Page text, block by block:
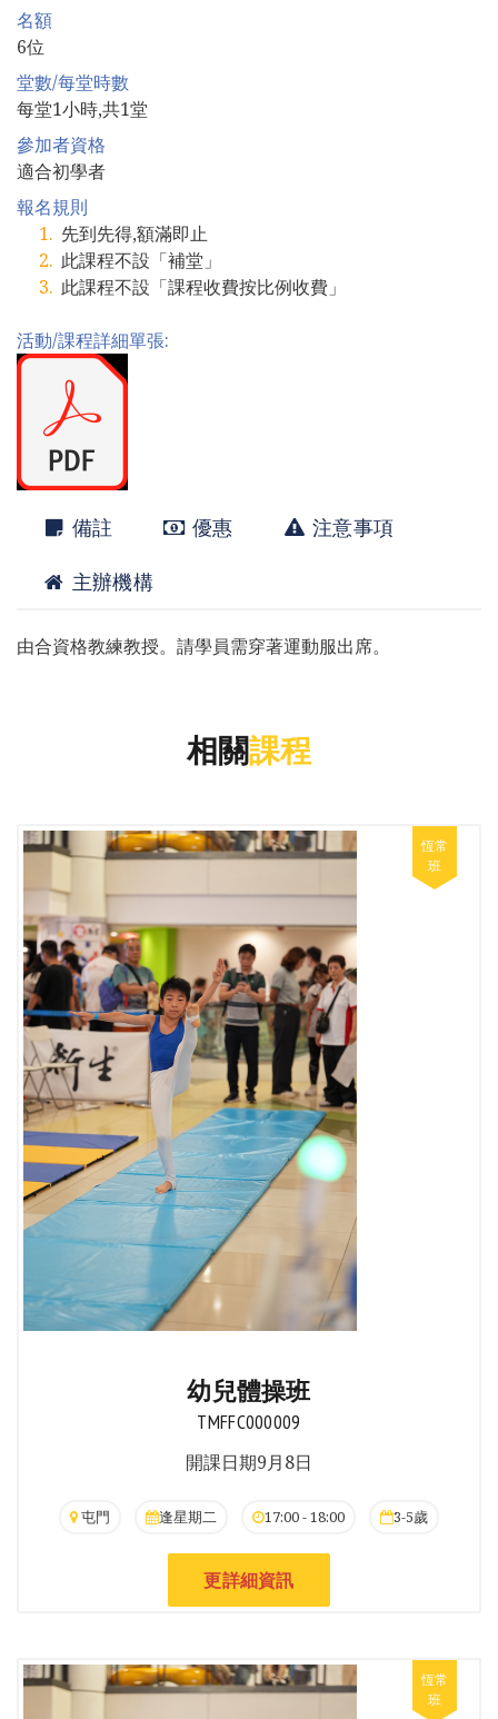
名額
6位
堂數/每堂時數
每堂1小時,共1堂
參加者資格
適合初學者
報名規則
先到先得,額滿即止
此課程不設「補堂」
此課程不設「課程收費按比例收費」
活動/課程詳細單張:
備註 優惠 注意事項
主辦機構
由合資格教練教授。請學員需穿著運動服出席。
相關課程
幼兒體操班
TMFFC000009
開課日期9月8日
屯門 逢星期二 17:00 - 18:00 3-5歲
更詳細資訊